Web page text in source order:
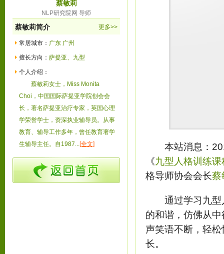
蔡敏莉
NLP研究院网 导师
蔡敏莉简介 更多>>
常居城市： 广东 广州
擅长方向： 萨提亚、九型
个人介绍：
蔡敏莉女士，Miss Monita
Choi，中国国际萨提亚学院创会会
长，著名萨提亚治疗专家，英国心理
学荣誉学士，资深执业辅导员。从事
教育、辅导工作多年，曾任教育署学
生辅导主任。自1987...[全文]
本站消息：
《九型人格训练课
格导师协会会长蔡
通过学习九型人
的和谐，仿佛从
声笑语不断，轻
长。